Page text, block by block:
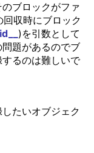
ブロックがファ
収時にブロック
)を引数として
題があるのでブ
るのは難しいで
たいオブジェク